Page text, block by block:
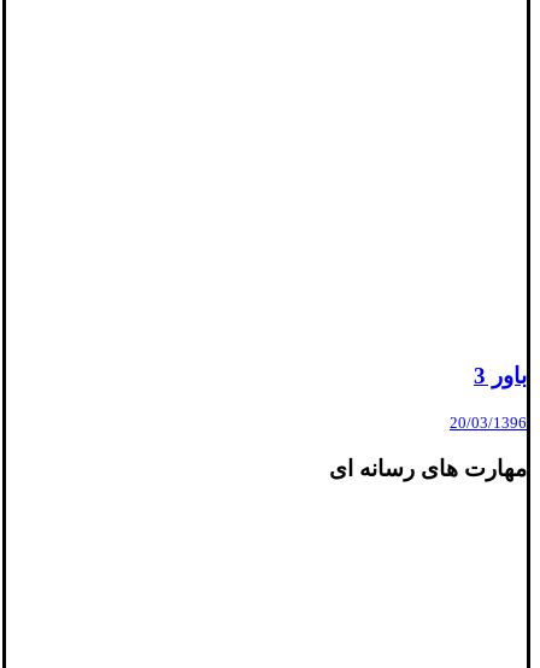
باور 3
20/03/1396
مهارت های رسانه ای